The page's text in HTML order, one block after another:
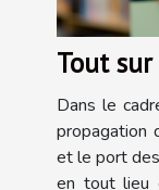
Tout sur
Dans le
propagation
et le port
en tout lieu